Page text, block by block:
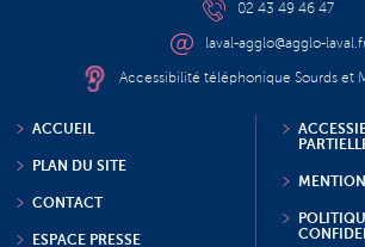
02 43 49 46 47
laval-agglo@agglo-
Accessibilité téléphonique Sourds et
ACCUEIL
PLAN DU SITE
CONTACT
ESPACE PRESSE